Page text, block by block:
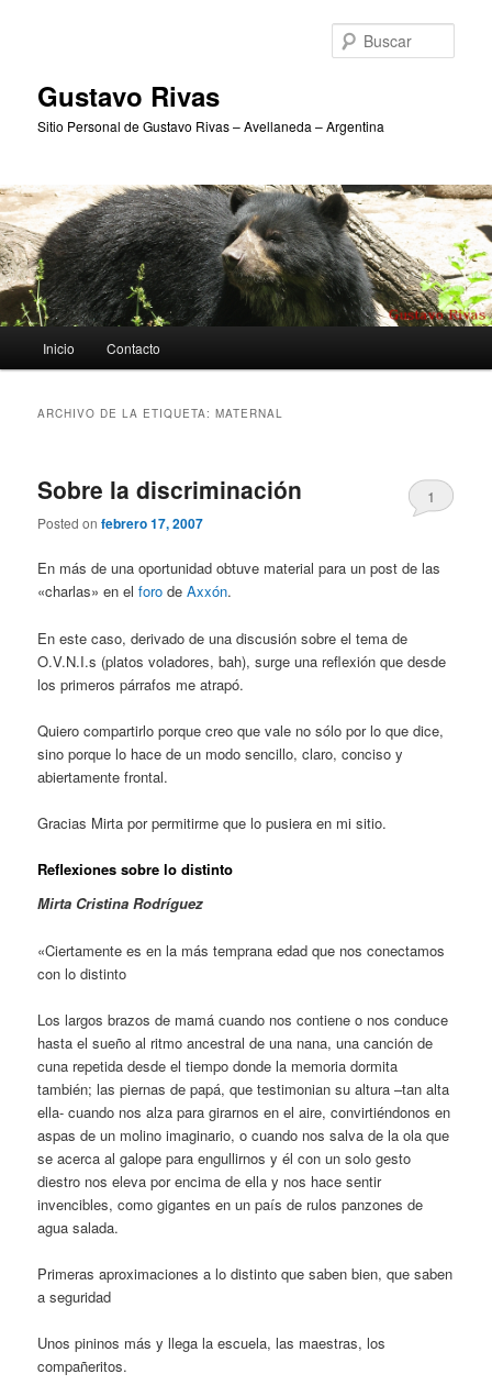
Gustavo Rivas
Sitio Personal de Gustavo Rivas – Avellaneda – Argentina
principal
Inicio Contacto
ARCHIVO DE LA ETIQUETA:MATERNAL
Sobre la discriminación
Posted onfebrero 17, 2007
1
En más de una oportunidad obtuve material para un post de las
«charlas» en elforo deAxxón.
En este caso, derivado de una discusión sobre el tema de
O.V.N.I.s (platos voladores, bah), surge una reflexión que desde
los primeros párrafos me atrapó.
Quiero compartirlo porque creo que vale no sólo por lo que dice,
sino porque lo hace de un modo sencillo, claro, conciso y
abiertamente frontal.
Gracias Mirta por permitirme que lo pusiera en mi sitio.
Reflexiones sobre lo distinto
Mirta Cristina Rodríguez
«Ciertamente es en la más temprana edad que nos conectamos
con lo distinto
Los largos brazos de mamá cuando nos contiene o nos conduce
hasta el sueño al ritmo ancestral de una nana, una canción de
cuna repetida desde el tiempo donde la memoria dormita
también; las piernas de papá, que testimonian su altura –tan alta
ella- cuando nos alza para girarnos en el aire, convirtiéndonos en
aspas de un molino imaginario, o cuando nos salva de la ola que
se acerca al galope para engullirnos y él con un solo gesto
diestro nos eleva por encima de ella y nos hace sentir
invencibles, como gigantes en un país de rulos panzones de
agua salada.
Primeras aproximaciones a lo distinto que saben bien, que saben
a seguridad
Unos pininos más y llega la escuela, las maestras, los
compañeritos.